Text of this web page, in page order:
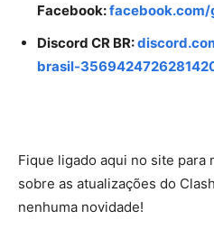
Facebook:
Discord CR BR:
brasil-
Fique ligado aqui no site para
sobre as atualizações do
nenhuma novidade!